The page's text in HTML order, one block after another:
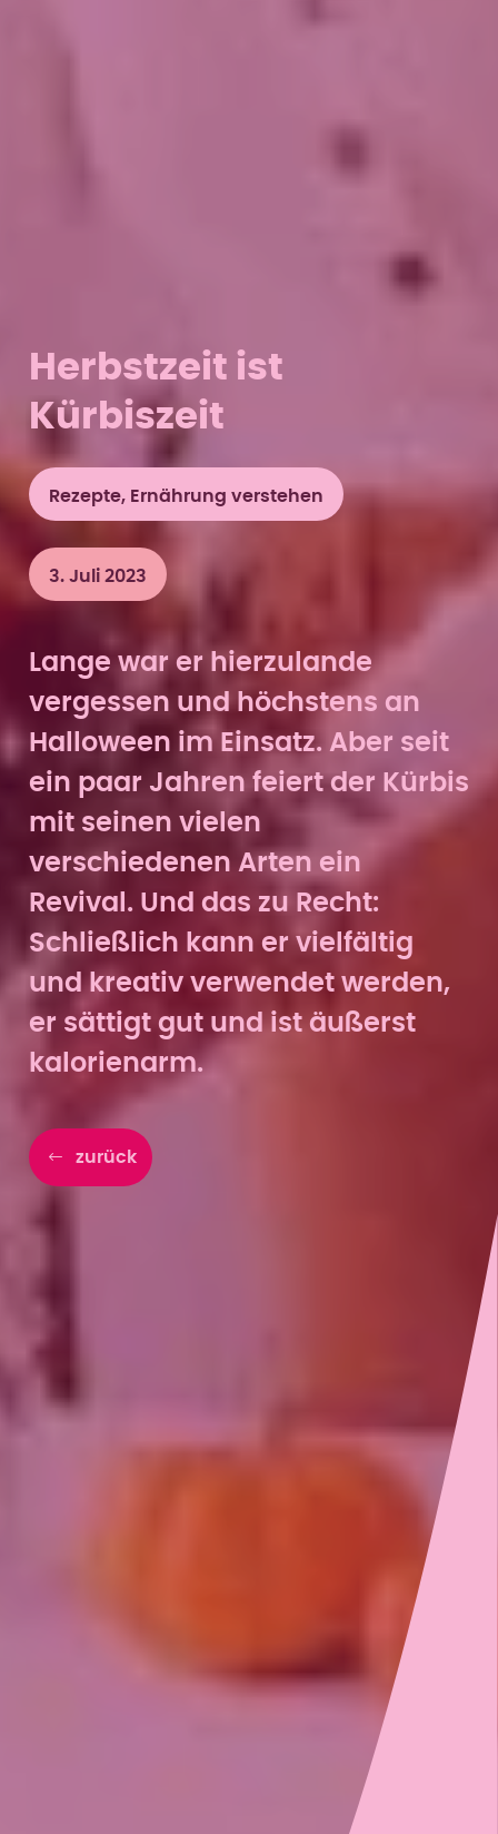
Herbstzeit ist
Kürbiszeit
Rezepte, Ernährung verstehen
3. Juli 2023
Lange war er hierzulande
vergessen und höchstens an
Halloween im Einsatz. Aber seit
ein paar Jahren feiert der Kürbis
mit seinen vielen
verschiedenen Arten ein
Revival. Und das zu Recht:
Schließlich kann er vielfältig
und kreativ verwendet werden,
er sättigt gut und ist äußerst
kalorienarm.
zurück